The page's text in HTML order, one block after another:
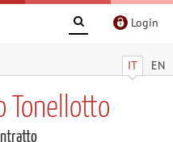
Login
IT EN
Tonellotto